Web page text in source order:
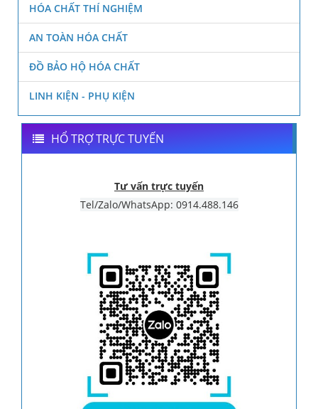
HÓA CHẤT THÍ NGHIỆM
AN TOÀN HÓA CHẤT
ĐỒ BẢO HỘ HÓA CHẤT
LINH KIỆN - PHỤ KIỆN
HỔ TRỢ TRỰC TUYẾN
Tư vấn trực tuyến
Tel/Zalo/WhatsApp: 0914.488.146